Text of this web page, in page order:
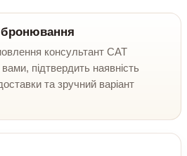
бронювання
консультант CAT
підтвердить наявність
та зручний варіант